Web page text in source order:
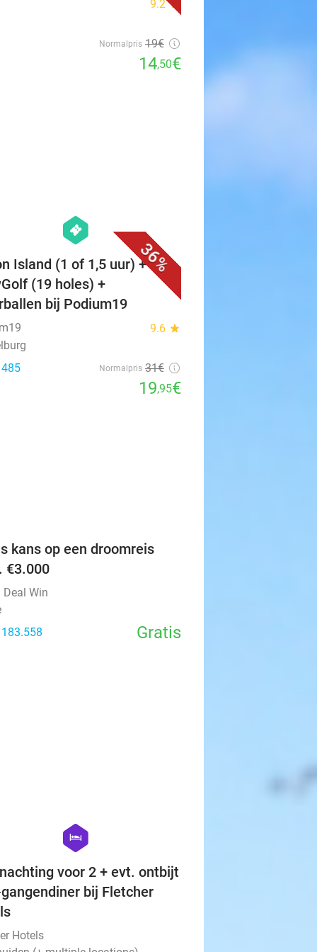
9.2star
Normalpris 19€
14,50€
36%
hexagon
events
Island (1 of 1,5 uur) + evt.
(19 holes) +
bij Podium19
9.6 star
Normalpris 31€
19,95€
kans op een droomreis
€3.000
Win
Gratis
hexagon
hotel
voor 2 + evt. ontbijt
bij Fletcher
Hotels